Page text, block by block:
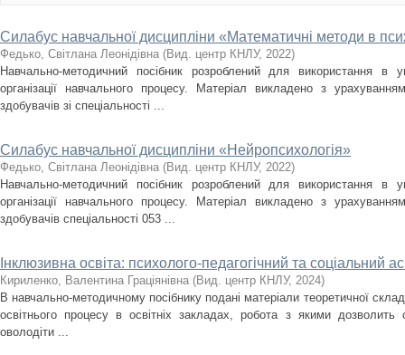
Силабус навчальної дисципліни «Математичні методи в
Федько, Світлана Леонідівна (Вид. центр КНЛУ, 2022)
Навчально-методичний посібник розроблений для використання в
організації навчального процесу. Матеріал викладено з
здобувачів зі спеціальності ...
Силабус навчальної дисципліни «Нейропсихологія»
Федько, Світлана Леонідівна (Вид. центр КНЛУ, 2022)
Навчально-методичний посібник розроблений для використання в
організації навчального процесу. Матеріал викладено з
здобувачів спеціальності 053 ...
Інклюзивна освіта: психолого-педагогічний та соціальний
Кириленко, Валентина Граціянівна (Вид. центр КНЛУ, 2024)
В навчально-методичному посібнику подані матеріали теоретичної
освітнього процесу в освітніх закладах, робота з якими дозволить
оволодіти ...